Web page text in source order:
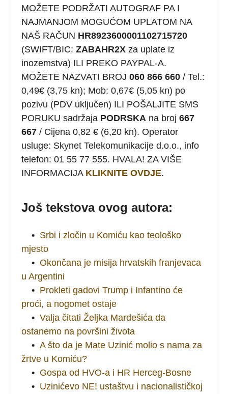
MOŽETE PODRŽATI AUTOGRAF PA I
NAJMANJOM MOGUĆOM UPLATOM NA
NAŠ RAČUN HR8923600001102715720
(SWIFT/BIC: ZABAHR2X za uplate iz
inozemstva) ILI PREKO PAYPAL-A.
MOŽETE NAZVATI BROJ060 866 660 / Tel.:
0,49€ (3,75 kn); Mob: 0,67€ (5,05 kn) po
pozivu (PDV uključen) ILI POŠALJITE SMS
PORUKU sadržaja PODRSKA na broj667
667 / Cijena 0,82 € (6,20 kn). Operator
usluge: Skynet Telekomunikacije d.o.o., info
telefon: 01 55 77 555. HVALA! ZA VIŠE
INFORMACIJA KLIKNITE OVDJE.
Još tekstova ovog autora:
• Srbi i zločin u Komiću kao teološko
mjesto
• Okončana je misija hrvatskih franjevaca
u Argentini
• Prokleti gadovi Trump i Infantino će
proći, a nogomet ostaje
• Valja čitati Željka Mardešića da
ostanemo na površini života
• A što da je Mate Uzinić molio s nama za
žrtve u Komiću?
• Gospa od HVO-a i HR Herceg-Bosne
• Uzinićevo NE! ustaštvu i nacionalističkoj